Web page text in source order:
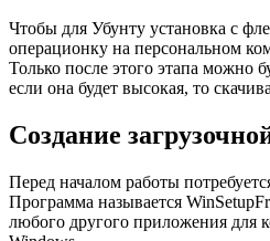
Чтобы для Убунту установка с
операционку на персональном
Только после этого этапа можно
если она будет высокая, то
Создание
Перед началом работы
Программа называется
любого другого приложения для